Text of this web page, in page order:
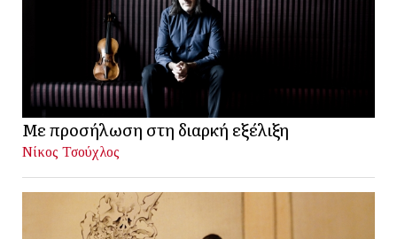
Με προσήλωση στη διαρκή εξέλιξη
Νίκος Τσούχλος